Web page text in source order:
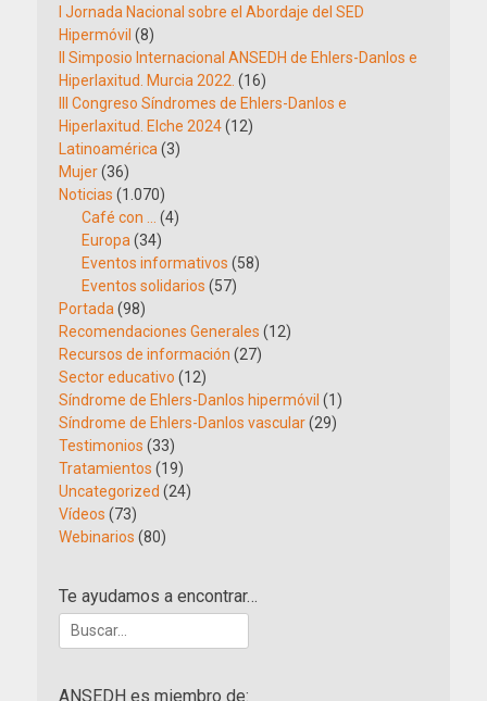
I Jornada Nacional sobre el Abordaje del SED
Hipermóvil (8)
II Simposio Internacional ANSEDH de Ehlers-Danlos e
Hiperlaxitud. Murcia 2022. (16)
III Congreso Síndromes de Ehlers-Danlos e
Hiperlaxitud. Elche 2024(12)
Latinoamérica (3)
Mujer(36)
Noticias (1.070)
Café con …
(4)
Europa (34)
Eventos informativos (58)
Eventos solidarios (57)
Portada (98)
Recomendaciones Generales (12)
Recursos de información (27)
Sector educativo (12)
Síndrome de Ehlers-Danlos hipermóvil (1)
Síndrome de Ehlers-Danlos vascular(29)
Testimonios (33)
Tratamientos (19)
Uncategorized (24)
Vídeos (73)
Webinarios (80)
Te ayudamos a encontrar…
Buscar:
ANSEDH es miembro de: